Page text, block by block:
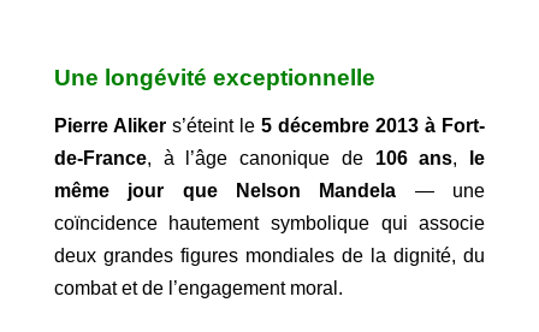
Une longévité exceptionnelle
Pierre Alikers’éteint le5 décembre 2013 à Fort-
de-France, à l’âge canonique de 106 ans,
le
même jour que
Nelson Mandela — une
coïncidence hautement symbolique qui associe
deux grandes figures mondiales de la dignité, du
combat et de l’engagement moral.